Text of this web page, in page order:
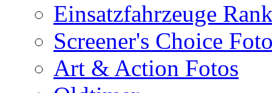
Einsatzfahrzeuge
Screener's Choice
Art & Action Fotos